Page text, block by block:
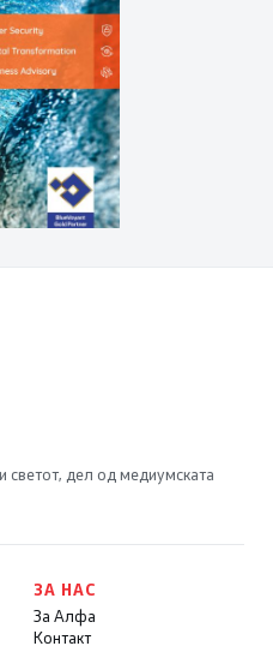
светот, дел од медиумската
ЗА НАС
За Алфа
Контакт